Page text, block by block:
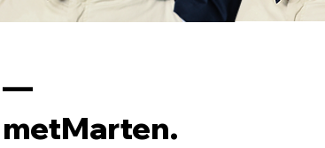
––
metMarten.